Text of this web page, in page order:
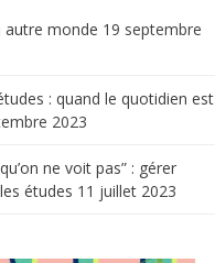
autre monde 19 septembre
: quand le quotidien est
2023
ne voit pas” : gérer
études 11 juillet 2023